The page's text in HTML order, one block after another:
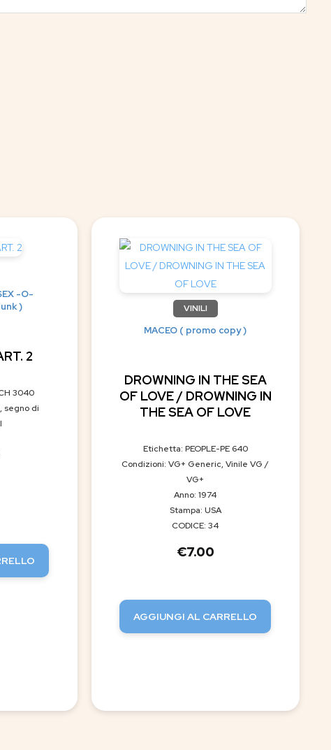
-O-
)
2
3040
segno di
VINILI
MACEO ( promo copy )
DROWNING IN THE SEA
OF LOVE / DROWNING IN
THE SEA OF LOVE
Etichetta: PEOPLE-PE 640
Condizioni: VG+ Generic, Vinile VG /
VG+
Anno: 1974
Stampa: USA
CODICE: 34
€7.00
AGGIUNGI AL CARRELLO